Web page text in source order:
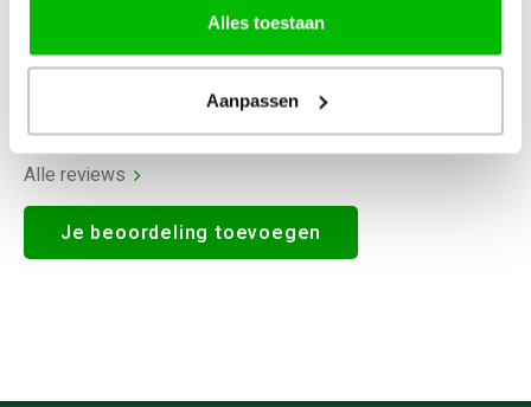
Alles toestaan
Aanpassen
Alle reviews
Je beoordeling toevoegen